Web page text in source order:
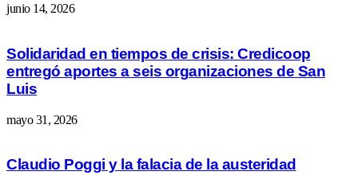
junio 14, 2026
Solidaridad en tiempos de crisis: Credicoop
entregó aportes a seis organizaciones de San
Luis
mayo 31, 2026
Claudio Poggi y la falacia de la austeridad